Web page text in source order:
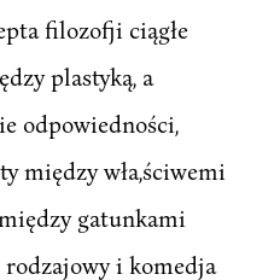
filozofji ciągłe
plastyką, a
odpowiedności,
między wła,ściwemi
gatunkami
i komedja